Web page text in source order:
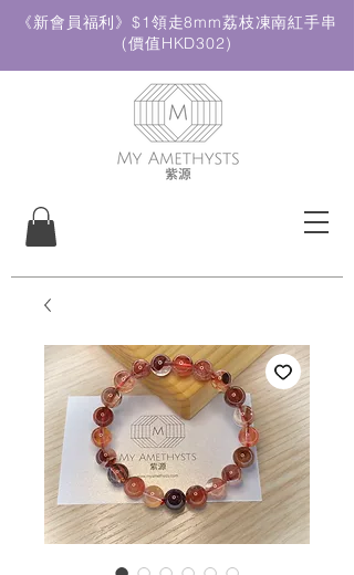
《新會員福利》$1領走8mm荔枝凍南紅手串
(價值HKD302)